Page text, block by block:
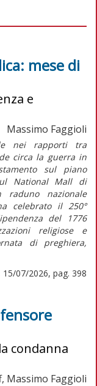
mese di
e
Massimo Faggioli
nei rapporti tra
circa la guerra in
sul piano
National Mall di
raduno nazionale
celebrato il 250°
del 1776
religiose e
di preghiera,
07/2026, pag. 398
condanna
Massimo Faggioli